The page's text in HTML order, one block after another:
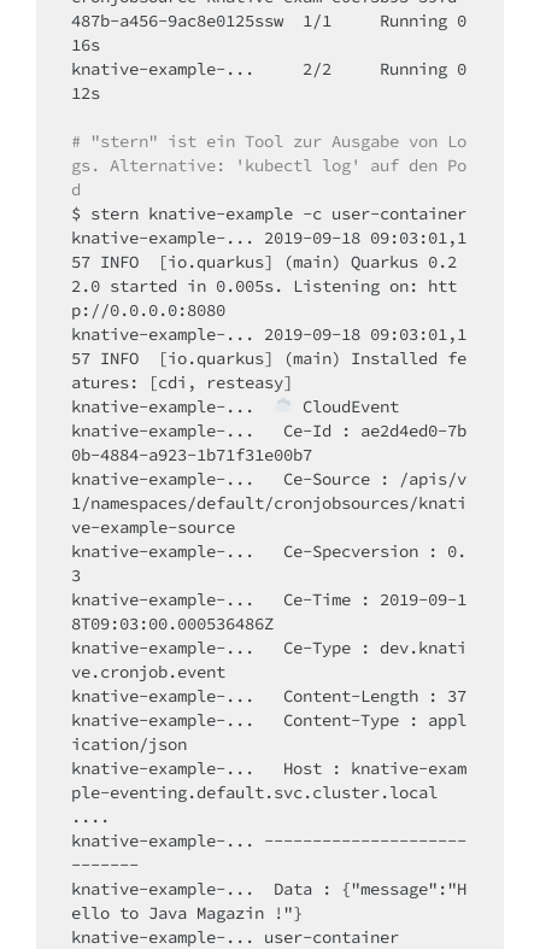
487b-a456-9ac8e0125ssw	1/1	Running	0
16s
knative-example-...	2/2	Running	0
12s
# "stern" ist ein Tool zur Ausgabe von Lo
gs. Alternative: 'kubectl log' auf den Po
d
$ stern knative-example -c user-container
knative-example-... 2019-09-18 09:03:01,1
57 INFO  [io.quarkus] (main) Quarkus 0.2
2.0 started in 0.005s. Listening on: htt
p://0.0.0.0:8080
knative-example-... 2019-09-18 09:03:01,1
57 INFO  [io.quarkus] (main) Installed fe
atures: [cdi, resteasy]
knative-example-...
CloudEvent
knative-example-...   Ce-Id : ae2d4ed0-7b
0b-4884-a923-1b71f31e00b7
knative-example-...   Ce-Source : /apis/v
1/namespaces/default/cronjobsources/knati
ve-example-source
knative-example-...   Ce-Specversion : 0.
3
knative-example-...   Ce-Time : 2019-09-1
8T09:03:00.000536486Z
knative-example-...   Ce-Type : dev.knati
ve.cronjob.event
knative-example-...   Content-Length : 37
knative-example-...   Content-Type : appl
ication/json
knative-example-...   Host : knative-exam
ple-eventing.default.svc.cluster.local
....
knative-example-... ---------------------
-------
knative-example-...  Data : {"message":"H
ello to Java Magazin !"}
knative-example-... user-container